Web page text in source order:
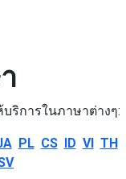
ริการในภาษาต่างๆ:
PL CS ID VI TH